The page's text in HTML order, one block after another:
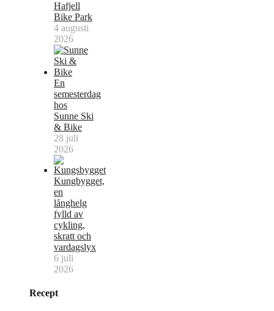
Hafjell
Bike Park
4 augusti
2026
En
semesterdag
hos
Sunne Ski
& Bike
28 juli
2026
Kungbygget,
en
långhelg
fylld av
cykling,
skratt och
vardagslyx
6 juli
2026
Recept